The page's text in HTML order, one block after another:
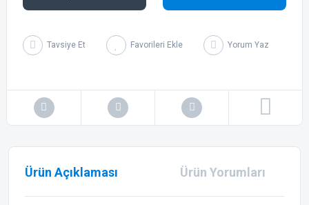
Tavsiye Et Yorum Yaz
Ürün Açıklaması Ürün Yorumları